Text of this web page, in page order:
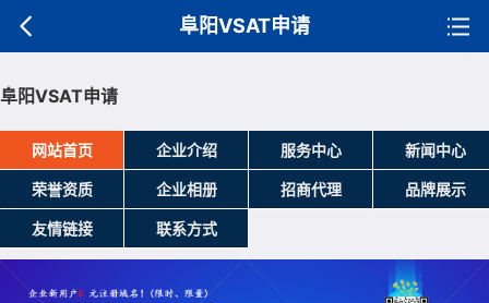
阜阳VSAT申请
阜阳VSAT申请
网站首页 企业介绍 服务中心 新闻中心
荣誉资质 企业相册 招商代理 品牌展示
友情链接 联系方式